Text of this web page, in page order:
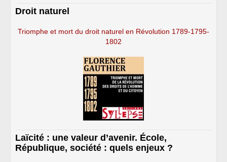
Droit naturel
Triomphe et mort du droit naturel en Révolution 1789-1795-
1802
Laïcité : une valeur d’avenir. École,
République, société : quels enjeux ?